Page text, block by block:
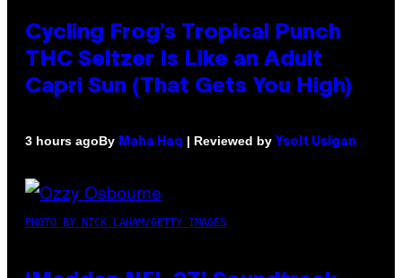
Cycling Frog’s Tropical Punch
THC Seltzer Is Like an Adult
Capri Sun (That Gets You High)
3 hours agoBy Maha Haq | Reviewed by Ysolt Usigan
PHOTO BY NICK LAHAM/GETTY IMAGES